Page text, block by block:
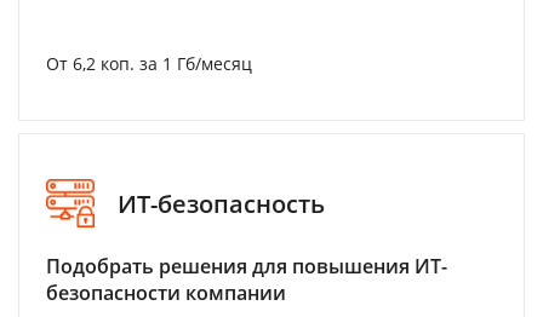
От 6,2 коп. за 1 Гб/месяц
ИТ-безопасность
Подобрать решения для повышения ИТ-
безопасности компании